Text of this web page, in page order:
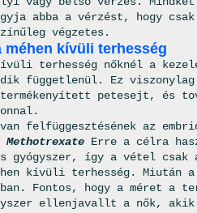
abba a vérzést, hogy
végzetes.
méhen kívüli terhesség
terhesség nőknél a
függetlenül. Ez
petesejt, és
felfüggesztésének az
Methotrexate Erre a célra
gyógyszer, így a vétel
kívüli terhesség. Miután
Fontos, hogy a méret
ellenjavallt a nők, akik